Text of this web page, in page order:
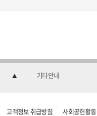
기타안내
고객정보 취급방침 사회공헌활동